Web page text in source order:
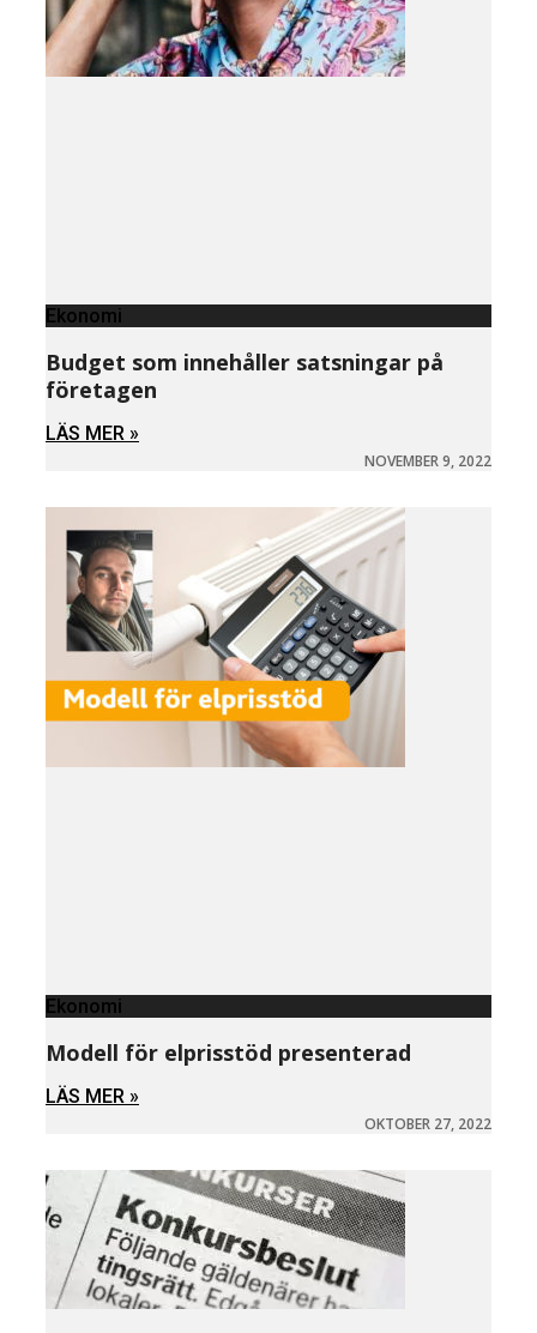
Ekonomi
Budget som innehåller satsningar på
företagen
LÄS MER »
NOVEMBER 9, 2022
Ekonomi
Modell för elprisstöd presenterad
LÄS MER »
OKTOBER 27, 2022